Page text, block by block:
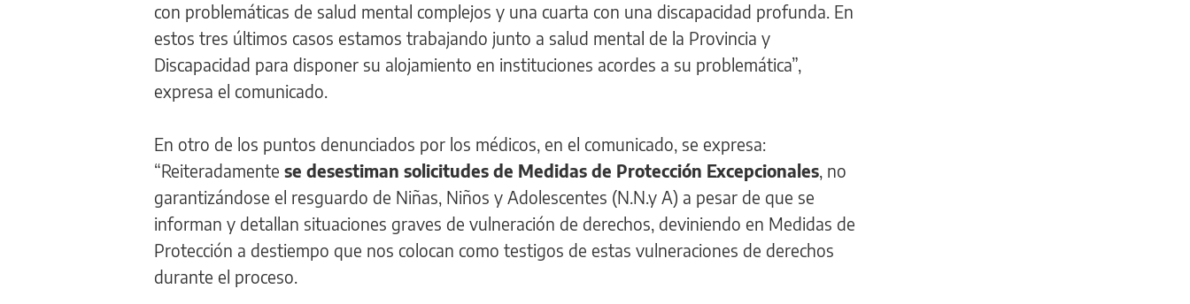
con problemáticas de salud mental complejos y una cuarta con una discapacidad profunda. En
estos tres últimos casos estamos trabajando junto a salud mental de la Provincia y
Discapacidad para disponer su alojamiento en instituciones acordes a su problemática”,
expresa el comunicado.
En otro de los puntos denunciados por los médicos, en el comunicado, se expresa:
“Reiteradamente se desestiman solicitudes de Medidas de Protección Excepcionales, no
garantizándose el resguardo de Niñas, Niños y Adolescentes (N.N.y A) a pesar de que se
informan y detallan situaciones graves de vulneración de derechos, deviniendo en Medidas de
Protección a destiempo que nos colocan como testigos de estas vulneraciones de derechos
durante el proceso.